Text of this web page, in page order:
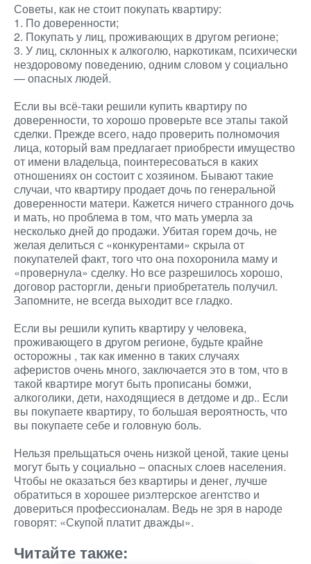
Советы, как не стоит покупать квартиру:
1. По доверенности;
2. Покупать у лиц, проживающих в другом регионе;
3. У лиц, склонных к алкоголю, наркотикам, психически
нездоровому поведению, одним словом у социально
— опасных людей.
Если вы всё-таки решили купить квартиру по
доверенности, то хорошо проверьте все этапы такой
сделки. Прежде всего, надо проверить полномочия
лица, который вам предлагает приобрести имущество
от имени владельца, поинтересоваться в каких
отношениях он состоит с хозяином. Бывают такие
случаи, что квартиру продает дочь по генеральной
доверенности матери. Кажется ничего странного дочь
и мать, но проблема в том, что мать умерла за
несколько дней до продажи. Убитая горем дочь, не
желая делиться с «конкурентами» скрыла от
покупателей факт, того что она похоронила маму и
«провернула» сделку. Но все разрешилось хорошо,
договор расторгли, деньги приобретатель получил.
Запомните, не всегда выходит все гладко.
Если вы решили купить квартиру у человека,
проживающего в другом регионе, будьте крайне
осторожны , так как именно в таких случаях
аферистов очень много, заключается это в том, что в
такой квартире могут быть прописаны бомжи,
алкоголики, дети, находящиеся в детдоме и др.. Если
вы покупаете квартиру, то большая вероятность, что
вы покупаете себе и головную боль.
Нельзя прельщаться очень низкой ценой, такие цены
могут быть у социально – опасных слоев населения.
Чтобы не оказаться без квартиры и денег, лучше
обратиться в хорошее риэлтерское агентство и
довериться профессионалам. Ведь не зря в народе
говорят: «Скупой платит дважды».
Читайте также: